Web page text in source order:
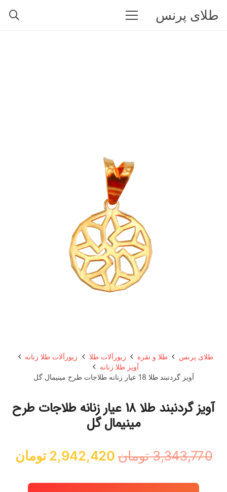
طلای پرنس
طلای پرنس طلا و نقره زیورآلات طلا
زیورآلات طلا زنانه
آویز طلا زنانه
آویز گردنبند طلا 18 عیار زنانه طلاجات طرح مینیمال گل
آویز گردنبند طلا 18 عیار زنانه طلاجات طرح
مینیمال گل
3,343,770 تومان قیمت
اصلی:
3,343,770 تومان
2,942,420 تومان